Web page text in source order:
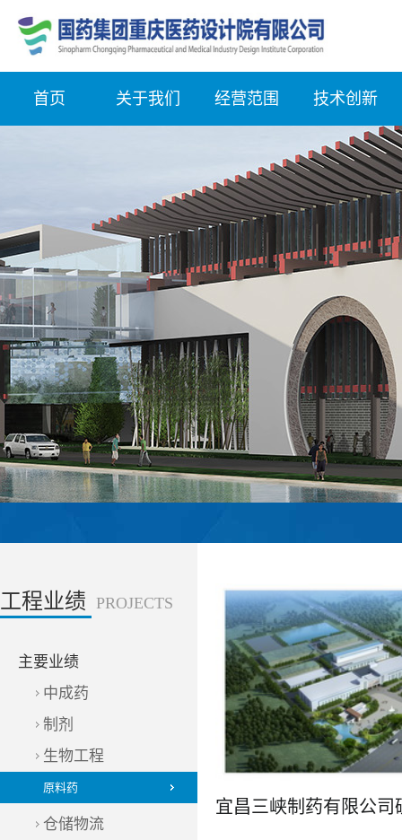
首页 关于我们 经营范围 技术创新
工程业绩 PROJECTS
主要业绩
中成药
制剂
生物工程
原料药
仓储物流